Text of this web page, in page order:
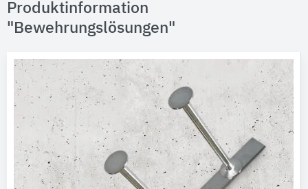
Produktinformation
"Bewehrungslösungen"